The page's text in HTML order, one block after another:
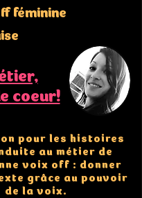
féminine
coeur!
pour les histoires
au métier de
voix off : donner
grâce au pouvoir
de la voix.